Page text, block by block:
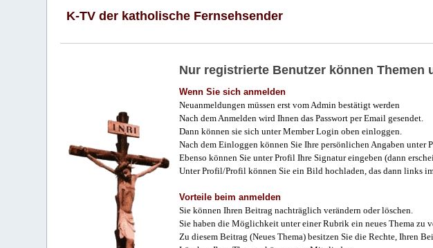
K-TV der katholische Fernsehsender
Nur registrierte Benutzer können Themen
Wenn Sie sich anmelden
Neuanmeldungen müssen erst vom Admin bestätigt werden
Nach dem Anmelden wird Ihnen das Passwort per Email gesendet.
Dann können sie sich unter Member Login oben einloggen.
Nach dem Einloggen können Sie Ihre persönlichen Angaben unter
Ebenso können Sie unter Profil Ihre Signatur eingeben (dann
Unter Profil/Profil können Sie ein Bild hochladen, das dann links
Vorteile beim anmelden
Sie können Ihren Beitrag nachträglich verändern oder löschen.
Sie haben die Möglichkeit unter einer Rubrik ein neues Thema zu
Zu diesem Beitrag (Neues Thema) besitzen Sie die Rechte, Ihren